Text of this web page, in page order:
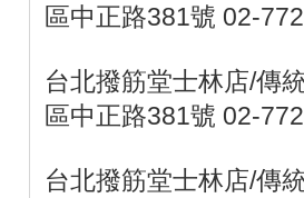
區中正路381號 02-
台北撥筋堂士林店/傳
區中正路381號 02-
台北撥筋堂士林店/傳